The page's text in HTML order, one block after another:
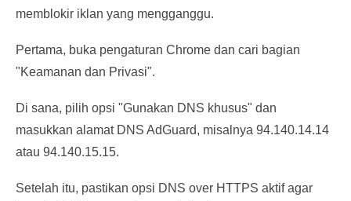
memblokir iklan yang mengganggu.
Pertama, buka pengaturan Chrome dan cari bagian
"Keamanan dan Privasi".
Di sana, pilih opsi "Gunakan DNS khusus" dan
masukkan alamat DNS AdGuard, misalnya 94.140.14.14
atau 94.140.15.15.
Setelah itu, pastikan opsi DNS over HTTPS aktif agar